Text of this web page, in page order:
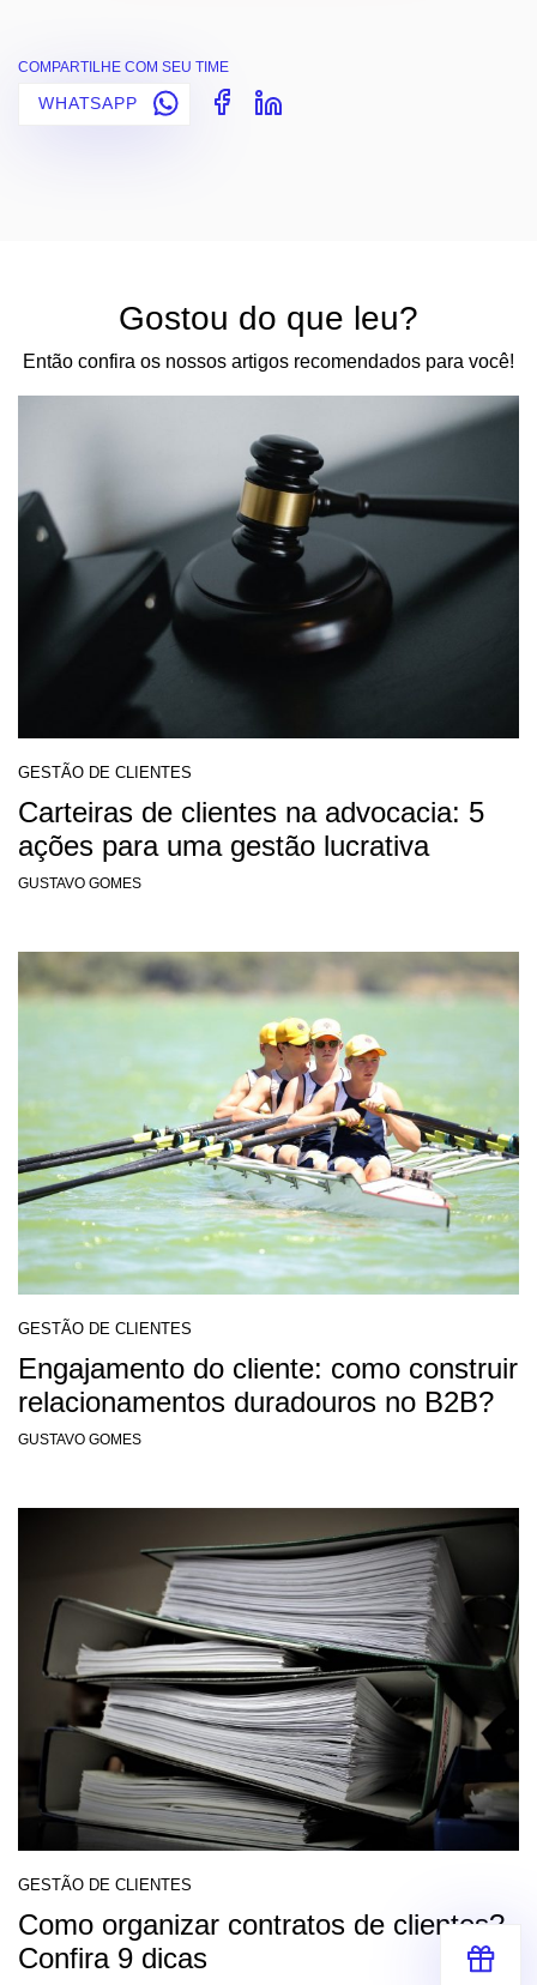
COMPARTILHE COM SEU TIME
WHATSAPP
Gostou do que leu?
Então confira os nossos artigos recomendados para você!
GESTÃO DE CLIENTES
Carteiras de clientes na advocacia: 5
ações para uma gestão lucrativa
GUSTAVO GOMES
GESTÃO DE CLIENTES
Engajamento do cliente: como construir
relacionamentos duradouros no B2B?
GUSTAVO GOMES
GESTÃO DE CLIENTES
Como organizar contratos de clientes?
Confira 9 dicas